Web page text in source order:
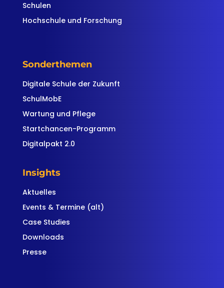
Schulen
Hochschule und Forschung
Sonderthemen
Digitale Schule der Zukunft
SchulMobE
Wartung und Pflege
Startchancen-Programm
Digitalpakt 2.0
Insights
Aktuelles
Events & Termine (alt)
Case Studies
Downloads
Presse